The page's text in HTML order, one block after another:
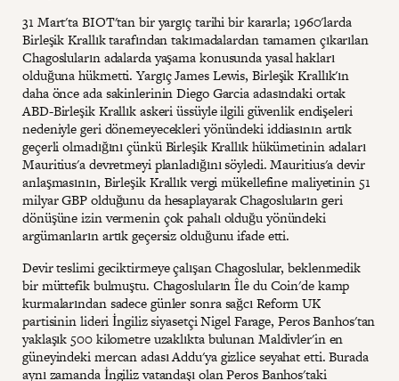
31 Mart'ta BIOT'tan bir yargıç tarihi bir kararla; 1960'larda
Birleşik Krallık tarafından takımadalardan tamamen çıkarılan
Chagosluların adalarda yaşama konusunda yasal hakları
olduğuna hükmetti. Yargıç James Lewis, Birleşik Krallık'ın
daha önce ada sakinlerinin Diego Garcia adasındaki ortak
ABD-Birleşik Krallık askeri üssüyle ilgili güvenlik endişeleri
nedeniyle geri dönemeyecekleri yönündeki iddiasının artık
geçerli olmadığını çünkü Birleşik Krallık hükümetinin adaları
Mauritius'a devretmeyi planladığını söyledi. Mauritius'a devir
anlaşmasının, Birleşik Krallık vergi mükellefine maliyetinin 51
milyar GBP olduğunu da hesaplayarak Chagosluların geri
dönüşüne izin vermenin çok pahalı olduğu yönündeki
argümanların artık geçersiz olduğunu ifade etti.
Devir teslimi geciktirmeye çalışan Chagoslular, beklenmedik
bir müttefik bulmuştu. Chagosluların Île du Coin'de kamp
kurmalarından sadece günler sonra sağcı Reform UK
partisinin lideri İngiliz siyasetçi Nigel Farage, Peros Banhos'tan
yaklaşık 500 kilometre uzaklıkta bulunan Maldivler'in en
güneyindeki mercan adası Addu'ya gizlice seyahat etti. Burada
aynı zamanda İngiliz vatandaşı olan Peros Banhos'taki